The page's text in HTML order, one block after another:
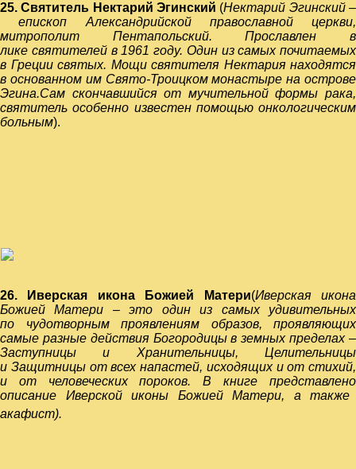
25. Святитель Нектарий Эгинский (Нектарий Эгинский–
епископ Александрийской православной церкви,
митрополит Пентапольский. Прославлен в
лике святителей в 1961 году. Один из самых почитаемых
в Греции святых. Мощи святителя Нектария находятся
в основанном им Свято-Троицком монастыре на острове
Эгина.Сам скончавшийся от мучительной формы рака,
святитель особенно известен помощью онкологическим
больным).
26. Иверская икона Божией Матери(Иверская икона
Божией Матери – это один из самых удивительных
по чудотворным проявлениям образов, проявляющих
самые разные действия Богородицы в земных пределах –
Заступницы и Хранительницы, Целительницы
и Защитницы от всех напастей, исходящих и от стихий,
и от человеческих пороков. В книге представлено
описание Иверской иконы Божией Матери, а также
акафист).